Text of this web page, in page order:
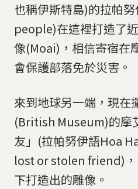
也稱伊斯特島)的拉帕
people)在這裡打造了
像(Moai)，相信寄宿在
會保護部落免於災害。
來到地球另一端，現在
(British Museum)的摩
友」(拉帕努伊語Hoa
lost or stolen friend)
下打造出的雕像。